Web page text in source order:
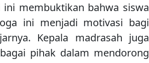
ini membuktikan bahwa siswa
ini menjadi motivasi bagi
Kepala madrasah juga
pihak dalam mendorong